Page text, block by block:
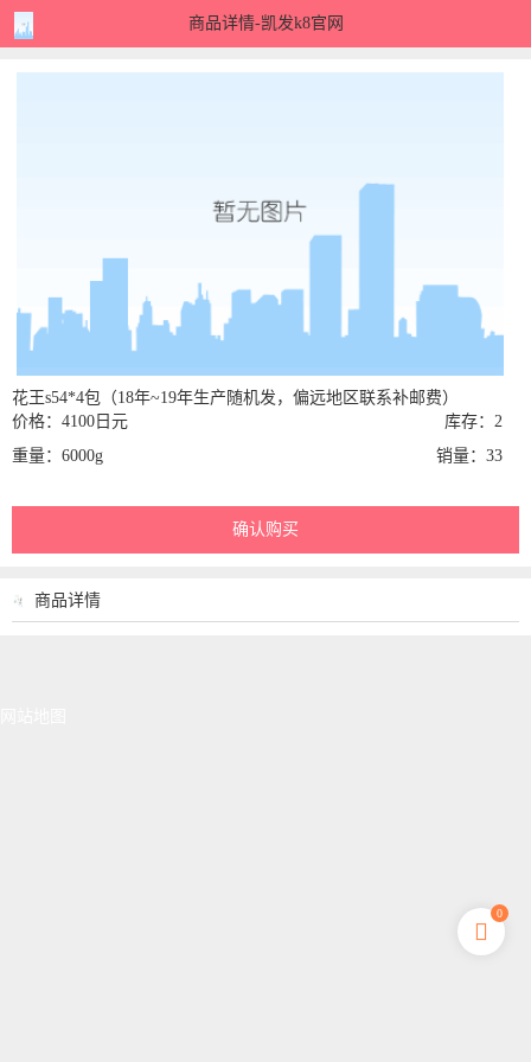
商品详情-凯发k8官网
花王s54*4包（18年~19年生产随机发，偏远地区联系补邮费）
价格：4100日元
库存：2
重量：6000g
销量：33
商品详情
0